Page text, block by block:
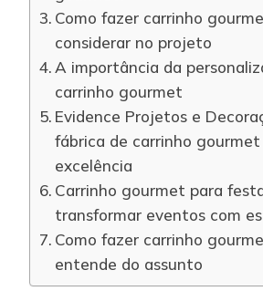
Como fazer carrinho
considerar no projeto
A importância da
carrinho gourmet
Evidence Projetos e
fábrica de carrinho
excelência
Carrinho gourmet para
transformar eventos com
Como fazer carrinho
entende do assunto